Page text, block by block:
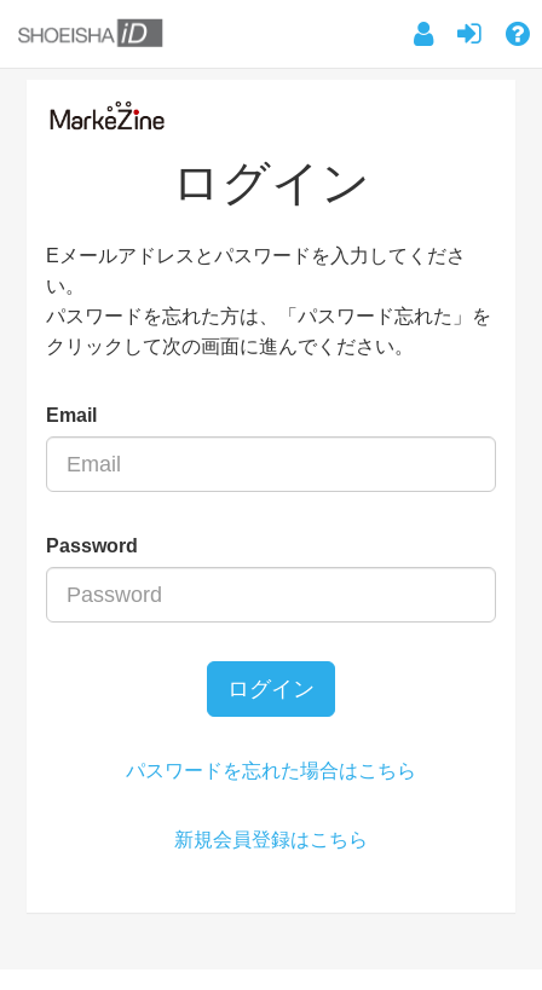
ログイン
Eメールアドレスとパスワードを入力してくださ
い。
パスワードを忘れた方は、「パスワード忘れた」を
クリックして次の画面に進んでください。
Email
Password
ログイン
パスワードを忘れた場合はこちら
新規会員登録はこちら